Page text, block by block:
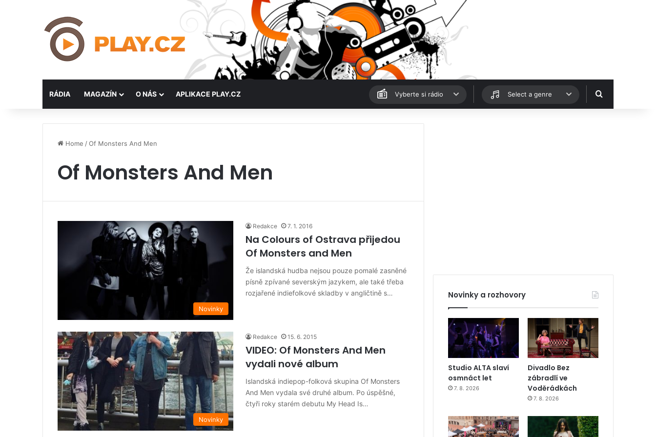
RÁDIA MAGAZÍN O NÁS APLIKACE PLAY.CZ Vyberte si rádio Select a genre Hledat
Home /Of Monsters And Men
Of Monsters And Men
Novinky
Redakce 7. 1. 2016
Na Colours of Ostrava přijedou
Of Monsters and Men
Že islandská hudba nejsou pouze pomalé zasněné
písně zpívané severským jazykem, ale také třeba
rozjařené indiefolkové skladby v angličtině s…
Novinky
Redakce 15. 6. 2015
VIDEO: Of Monsters And Men
vydali nové album
Islandská indiepop-folková skupina Of Monsters
And Men vydala své druhé album. Po úspěšné,
čtyři roky starém debutu My Head Is…
Novinky a rozhovory
Studio ALTA slaví
osmnáct let
7. 8. 2026
Divadlo Bez
zábradlí ve
Voděrádkách
7. 8. 2026